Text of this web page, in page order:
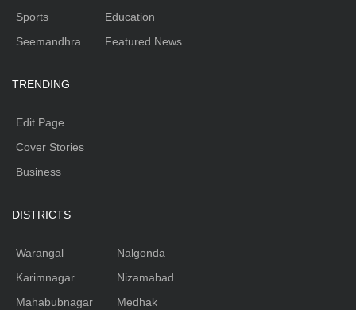
Sports
Seemandhra
Education
Featured News
TRENDING
Edit Page
Cover Stories
Business
DISTRICTS
Warangal
Karimnagar
Mahabubnagar
Nalgonda
Nizamabad
Medhak